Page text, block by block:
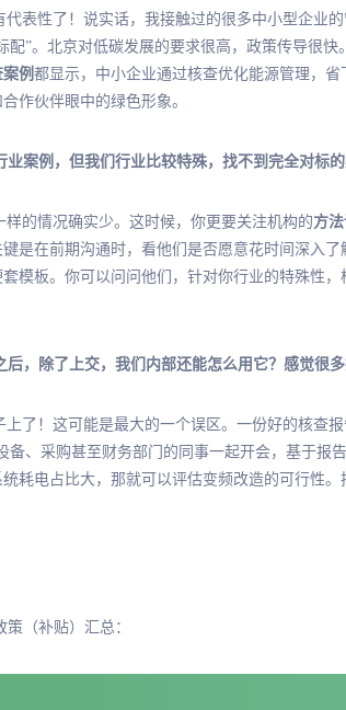
表性了！说实话，我接触过的很多中小型企业
配”。北京对低碳发展的要求很高，政策传导很
例都显示，中小企业通过核查优化能源管理，
作伙伴眼中的绿色形象。
案例，但我们行业比较特殊，找不到完全对标的
的情况确实少。这时候，你更要关注机构的方
键是在前期沟通时，看他们是否愿意花时间深入
模板。你可以问问他们，针对你行业的特殊性
，除了上交，我们内部还能怎么用它？感觉很多
上了！这可能是最大的一个误区。一份好的核查报
备、采购甚至财务部门的同事一起开会，基于报
耗电占比大，那就可以评估变频改造的可行性
（补贴）汇总：